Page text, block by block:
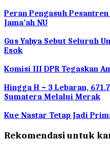
Peran Pengasuh
Jama’ah NU
Gus Yahya Sebut Seluruh
Esok
Komisi III DPR Tegaskan
Hingga H – 3 Lebaran,
Sumatera Melalui Merak
Kue Nastar Tetap Jadi
Rekomendasi untuk